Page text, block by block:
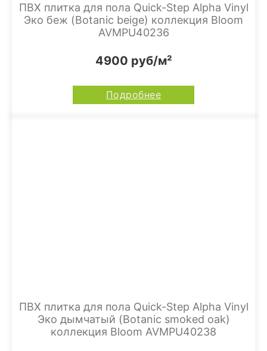
ПВХ плитка для пола Quick-Step Alpha Vinyl
Эко беж (Botanic beige) коллекция Bloom
AVMPU40236
4900 руб/м²
Подробнее
ПВХ плитка для пола Quick-Step Alpha Vinyl
Эко дымчатый (Botanic smoked oak)
коллекция Bloom AVMPU40238